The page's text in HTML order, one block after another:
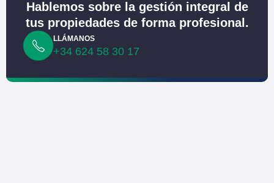
Hablemos sobre la gestión integral de
tus propiedades de forma profesional.
LLÁMANOS
+34 624 58 30 17